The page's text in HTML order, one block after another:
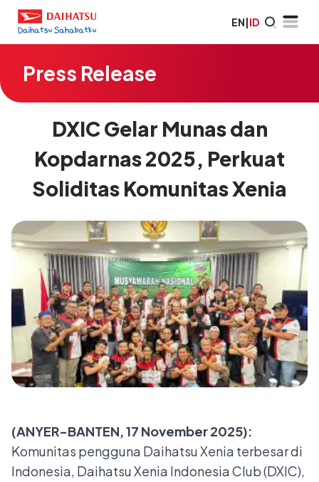
EN|ID
Press Release
DXIC Gelar Munas dan
Kopdarnas 2025, Perkuat
Soliditas Komunitas Xenia
(ANYER-BANTEN, 17 November 2025):
Komunitas pengguna Daihatsu Xenia terbesar di
Indonesia, Daihatsu Xenia Indonesia Club (DXIC),